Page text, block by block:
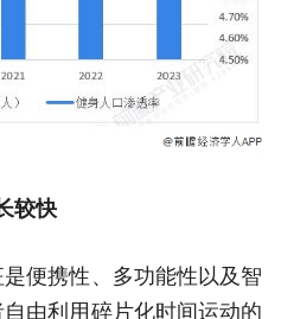
较快
便携性、多功能性以及智
由利用碎片化时间运动的